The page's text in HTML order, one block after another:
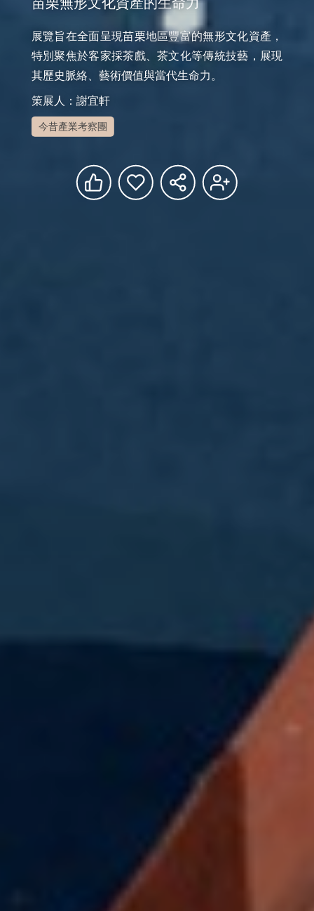
展覽旨在全面呈現苗栗地區豐富的無形文化資產，
特別聚焦於客家採茶戲、茶文化等傳統技藝，展現
其歷史脈絡、藝術價值與當代生命力。
策展人：謝宜軒
今昔產業考察團